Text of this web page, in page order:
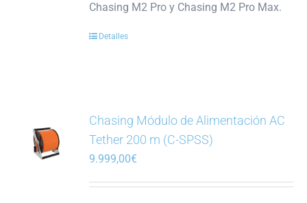
Chasing M2 Pro y Chasing M2 Pro Max.
Detalles
Chasing Módulo de Alimentación AC
Tether 200 m (C-SPSS)
9.999,00€